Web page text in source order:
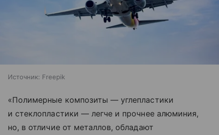
Источник: Freepik
«Полимерные композиты — углепластики
и стеклопластики — легче и прочнее алюминия,
но, в отличие от металлов, обладают